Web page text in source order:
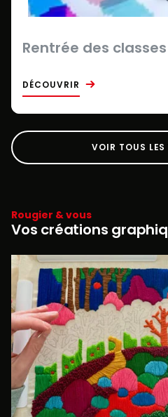
Rentrée des classes
DÉCOUVRIR
VOIR TOUS LES
Rougier & vous
Vos créations